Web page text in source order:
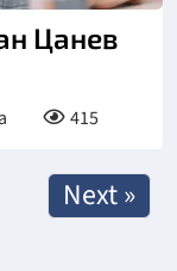
Цанев
415
Next »